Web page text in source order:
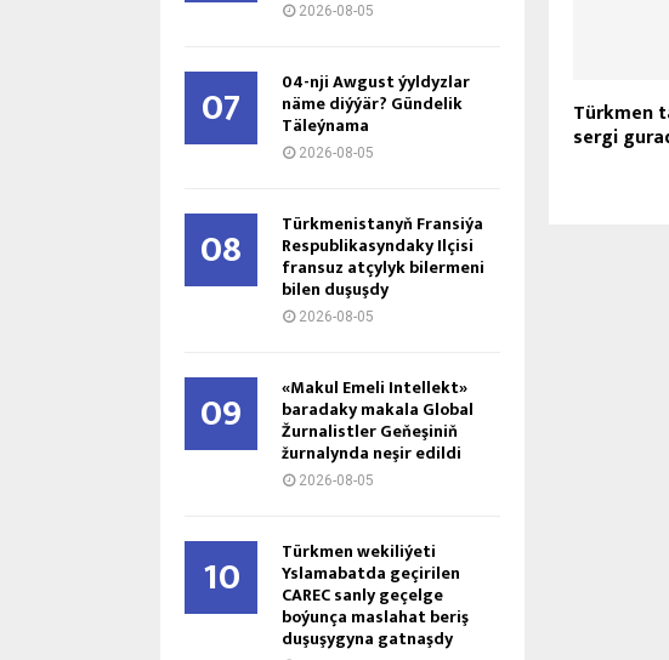
Türkmen
sergi
2026-08-05
07 04-nji Awgust ýyldyzlar
näme diýýär? Gündelik
Täleýnama
2026-08-05
08 Türkmenistanyň Fransiýa
Respublikasyndaky Ilçisi
fransuz atçylyk bilermeni
bilen duşuşdy
2026-08-05
09 «Makul Emeli Intellekt»
baradaky makala Global
Žurnalistler Geňeşiniň
žurnalynda neşir edildi
2026-08-05
10 Türkmen wekiliýeti
Yslamabatda geçirilen
CAREC sanly geçelge
boýunça maslahat beriş
duşuşygyna gatnaşdy